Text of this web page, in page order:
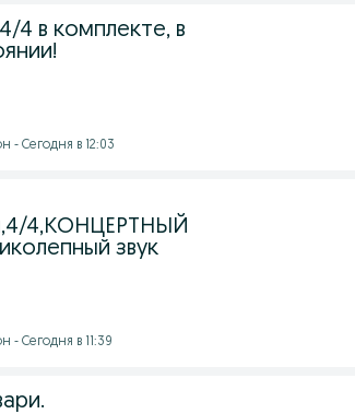
4 в комплекте, в
- Сегодня в 12:03
4,КОНЦЕРТНЫЙ
звук
- Сегодня в 11:39